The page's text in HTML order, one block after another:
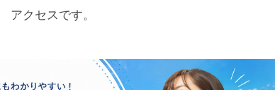
アクセスです。